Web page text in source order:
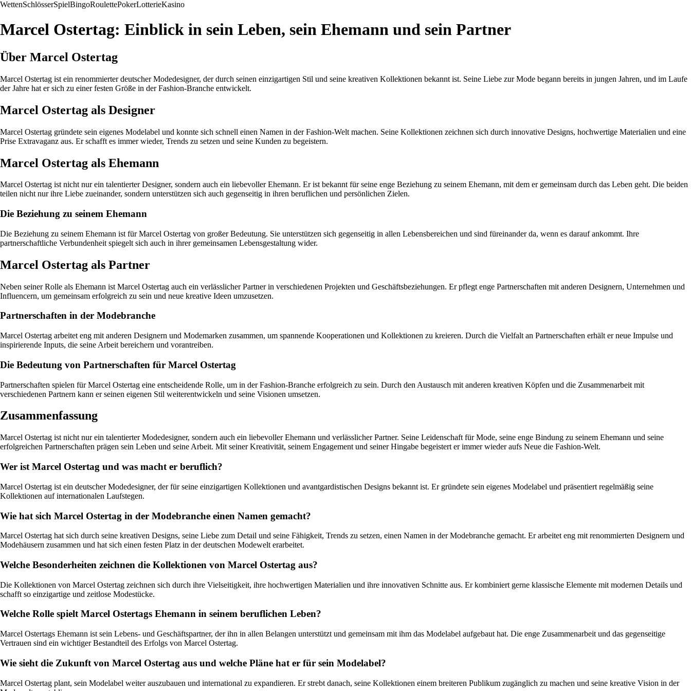
WettenSchlösserSpielBingoRoulettePokerLotterieKasino
Marcel Ostertag: Einblick in sein Leben, sein Ehemann und sein Partner
Über Marcel Ostertag
Marcel Ostertag ist ein renommierter deutscher Modedesigner, der durch seinen einzigartigen Stil und seine kreativen Kollektionen bekannt ist. Seine Liebe zur Mode begann bereits in jungen Jahren, und im Laufe
der Jahre hat er sich zu einer festen Größe in der Fashion-Branche entwickelt.
Marcel Ostertag als Designer
Marcel Ostertag gründete sein eigenes Modelabel und konnte sich schnell einen Namen in der Fashion-Welt machen. Seine Kollektionen zeichnen sich durch innovative Designs, hochwertige Materialien und eine
Prise Extravaganz aus. Er schafft es immer wieder, Trends zu setzen und seine Kunden zu begeistern.
Marcel Ostertag als Ehemann
Marcel Ostertag ist nicht nur ein talentierter Designer, sondern auch ein liebevoller Ehemann. Er ist bekannt für seine enge Beziehung zu seinem Ehemann, mit dem er gemeinsam durch das Leben geht. Die beiden
teilen nicht nur ihre Liebe zueinander, sondern unterstützen sich auch gegenseitig in ihren beruflichen und persönlichen Zielen.
Die Beziehung zu seinem Ehemann
Die Beziehung zu seinem Ehemann ist für Marcel Ostertag von großer Bedeutung. Sie unterstützen sich gegenseitig in allen Lebensbereichen und sind füreinander da, wenn es darauf ankommt. Ihre
partnerschaftliche Verbundenheit spiegelt sich auch in ihrer gemeinsamen Lebensgestaltung wider.
Marcel Ostertag als Partner
Neben seiner Rolle als Ehemann ist Marcel Ostertag auch ein verlässlicher Partner in verschiedenen Projekten und Geschäftsbeziehungen. Er pflegt enge Partnerschaften mit anderen Designern, Unternehmen und
Influencern, um gemeinsam erfolgreich zu sein und neue kreative Ideen umzusetzen.
Partnerschaften in der Modebranche
Marcel Ostertag arbeitet eng mit anderen Designern und Modemarken zusammen, um spannende Kooperationen und Kollektionen zu kreieren. Durch die Vielfalt an Partnerschaften erhält er neue Impulse und
inspirierende Inputs, die seine Arbeit bereichern und vorantreiben.
Die Bedeutung von Partnerschaften für Marcel Ostertag
Partnerschaften spielen für Marcel Ostertag eine entscheidende Rolle, um in der Fashion-Branche erfolgreich zu sein. Durch den Austausch mit anderen kreativen Köpfen und die Zusammenarbeit mit
verschiedenen Partnern kann er seinen eigenen Stil weiterentwickeln und seine Visionen umsetzen.
Zusammenfassung
Marcel Ostertag ist nicht nur ein talentierter Modedesigner, sondern auch ein liebevoller Ehemann und verlässlicher Partner. Seine Leidenschaft für Mode, seine enge Bindung zu seinem Ehemann und seine
erfolgreichen Partnerschaften prägen sein Leben und seine Arbeit. Mit seiner Kreativität, seinem Engagement und seiner Hingabe begeistert er immer wieder aufs Neue die Fashion-Welt.
Wer ist Marcel Ostertag und was macht er beruflich?
Marcel Ostertag ist ein deutscher Modedesigner, der für seine einzigartigen Kollektionen und avantgardistischen Designs bekannt ist. Er gründete sein eigenes Modelabel und präsentiert regelmäßig seine
Kollektionen auf internationalen Laufstegen.
Wie hat sich Marcel Ostertag in der Modebranche einen Namen gemacht?
Marcel Ostertag hat sich durch seine kreativen Designs, seine Liebe zum Detail und seine Fähigkeit, Trends zu setzen, einen Namen in der Modebranche gemacht. Er arbeitet eng mit renommierten Designern und
Modehäusern zusammen und hat sich einen festen Platz in der deutschen Modewelt erarbeitet.
Welche Besonderheiten zeichnen die Kollektionen von Marcel Ostertag aus?
Die Kollektionen von Marcel Ostertag zeichnen sich durch ihre Vielseitigkeit, ihre hochwertigen Materialien und ihre innovativen Schnitte aus. Er kombiniert gerne klassische Elemente mit modernen Details und
schafft so einzigartige und zeitlose Modestücke.
Welche Rolle spielt Marcel Ostertags Ehemann in seinem beruflichen Leben?
Marcel Ostertags Ehemann ist sein Lebens- und Geschäftspartner, der ihn in allen Belangen unterstützt und gemeinsam mit ihm das Modelabel aufgebaut hat. Die enge Zusammenarbeit und das gegenseitige
Vertrauen sind ein wichtiger Bestandteil des Erfolgs von Marcel Ostertag.
Wie sieht die Zukunft von Marcel Ostertag aus und welche Pläne hat er für sein Modelabel?
Marcel Ostertag plant, sein Modelabel weiter auszubauen und international zu expandieren. Er strebt danach, seine Kollektionen einem breiteren Publikum zugänglich zu machen und seine kreative Vision in der